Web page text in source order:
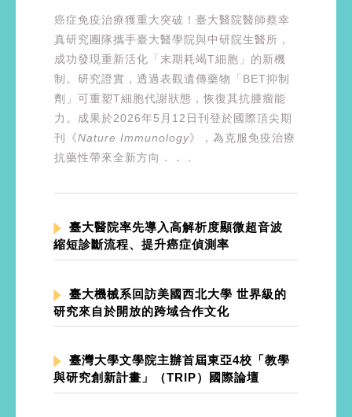
癌症免疫治療獲重大突破！臺大醫院醫師蔡幸
真研究團隊攜手臺大醫學院與中研院生醫所，
成功發現重新活化「末期耗竭T細胞」的新機
制。研究證實，透過表觀遺傳藥物「BET抑制
劑」可重塑T細胞代謝狀態，恢復其抗腫瘤能
力。成果於2026年5月12日刊登於國際頂尖期
刊《Nature Immunology》，為克服免疫治療
抗藥性帶來全新方向．．．
臺大醫院率先導入高解析度顯微超音波
縮短診斷流程、提升癌症偵測率
臺大機械系回訪美國西北大學 世界級的
研究來自於開放的跨域合作文化
臺灣大學文學院主辦首屆東亞4校「教學
與研究創新計畫」（TRIP）國際論壇